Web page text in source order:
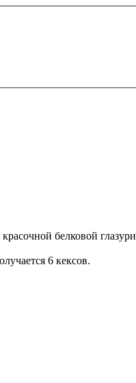
белковой
6 кексов.